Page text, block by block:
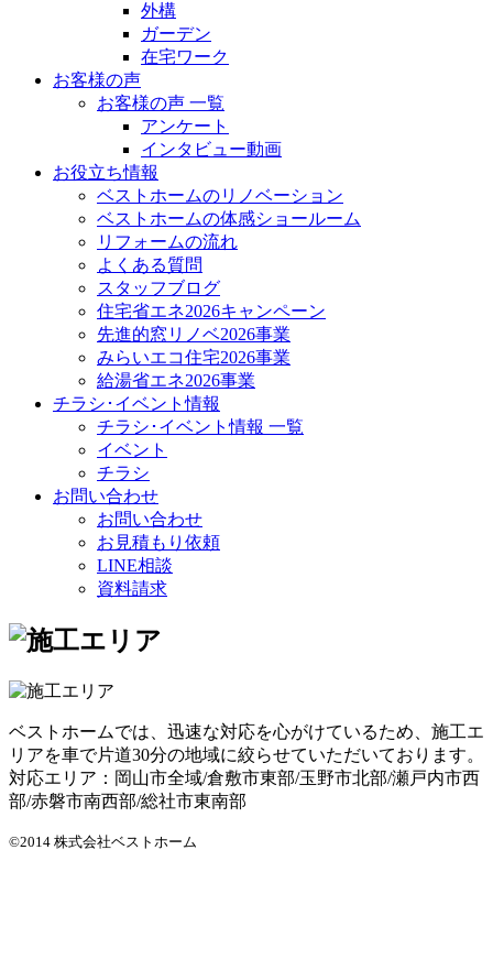
外構
ガーデン
在宅ワーク
お客様の声
お客様の声 一覧
アンケート
インタビュー動画
お役立ち情報
ベストホームのリノベーション
ベストホームの体感ショールーム
リフォームの流れ
よくある質問
スタッフブログ
住宅省エネ2026キャンペーン
先進的窓リノベ2026事業
みらいエコ住宅2026事業
給湯省エネ2026事業
チラシ･イベント情報
チラシ･イベント情報 一覧
イベント
チラシ
お問い合わせ
お問い合わせ
お見積もり依頼
LINE相談
資料請求
ベストホームでは、迅速な対応を心がけているため、施工エ
リアを車で片道30分の地域に絞らせていただいております。
対応エリア：岡山市全域/倉敷市東部/玉野市北部/瀬戸内市西
部/赤磐市南西部/総社市東南部
©2014 株式会社ベストホーム